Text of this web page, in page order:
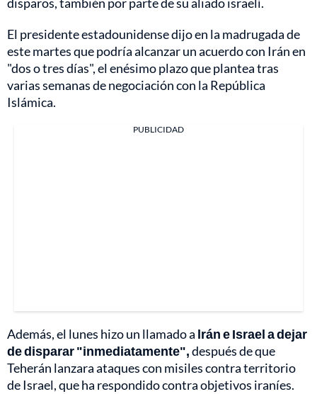
El presidente estadounidense dijo en la madrugada de
este martes que podría alcanzar un acuerdo con Irán en
"dos o tres días", el enésimo plazo que plantea tras
varias semanas de negociación con la República
Islámica.
PUBLICIDAD
Además, el lunes hizo un llamado a lrán e Israel a dejar
de disparar "inmediatamente",después de que
Teherán lanzara ataques con misiles contra territorio
de Israel, que ha respondido contra objetivos iraníes.